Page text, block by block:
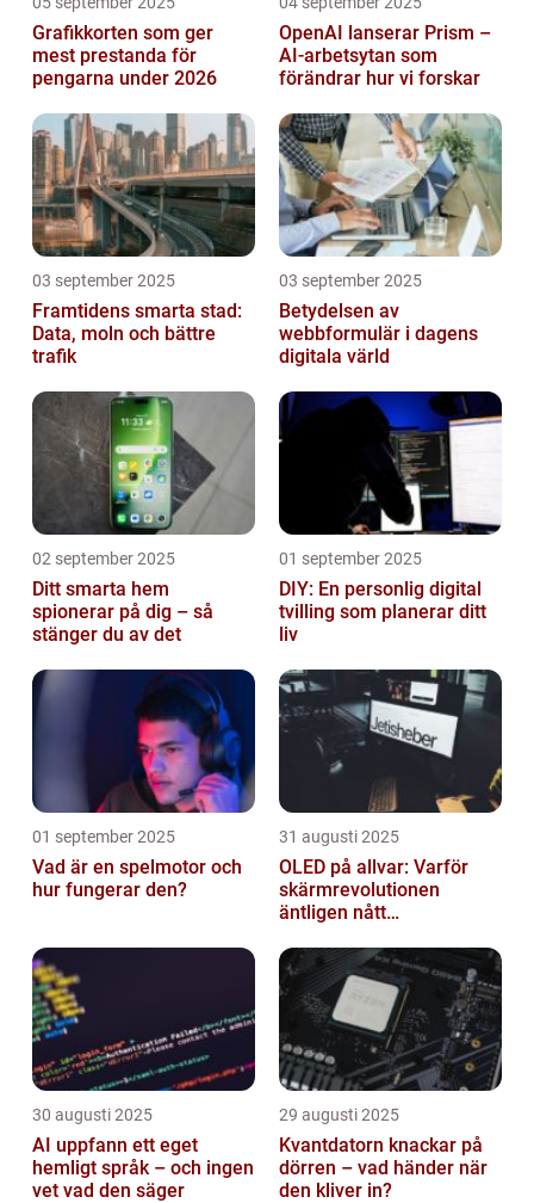
Grafikkorten som ger
mest prestanda för
pengarna under 2026
OpenAI lanserar Prism –
AI-arbetsytan som
förändrar hur vi forskar
03 september 2025
Framtidens smarta stad:
Data, moln och bättre
trafik
03 september 2025
Betydelsen av
webbformulär i dagens
digitala värld
02 september 2025
Ditt smarta hem
spionerar på dig – så
stänger du av det
01 september 2025
DIY: En personlig digital
tvilling som planerar ditt
liv
01 september 2025
Vad är en spelmotor och
hur fungerar den?
31 augusti 2025
OLED på allvar: Varför
skärmrevolutionen
äntligen nått
30 augusti 2025
AI uppfann ett eget
hemligt språk – och ingen
vet vad den säger
29 augusti 2025
Kvantdatorn knackar på
dörren – vad händer när
den kliver in?